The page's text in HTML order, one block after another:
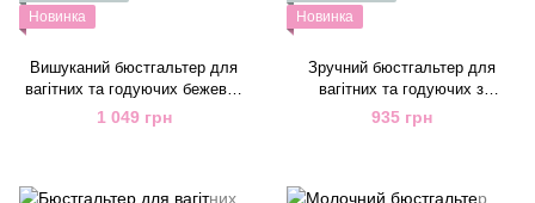
Новинка
Вишуканий бюстгальтер для
вагітних та годуючих бежевий
з подвійною чашкою та сіткою
1 049 грн
Новинка
Зручний бюстгальтер для
вагітних та годуючих з
подвійною чашкою кольору
полин
935 грн